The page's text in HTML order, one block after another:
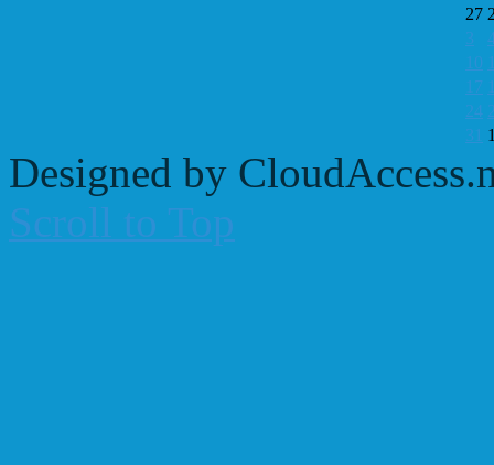
27
3
10
17
24
31
Designed by
Scroll to Top